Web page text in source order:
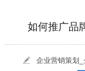
实体门店如何做网络推广吸引客户，实体店
疫情当下公司企业品牌网络营销策划推广怎
如何推广品
企业营销策划